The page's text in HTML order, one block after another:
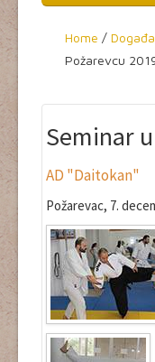
Termini
Događaji
Yudanshe
Aikikai Srbije -
Home /
Požarevcu
Seminar
AD "Daitokan"
Požarevac, 7.